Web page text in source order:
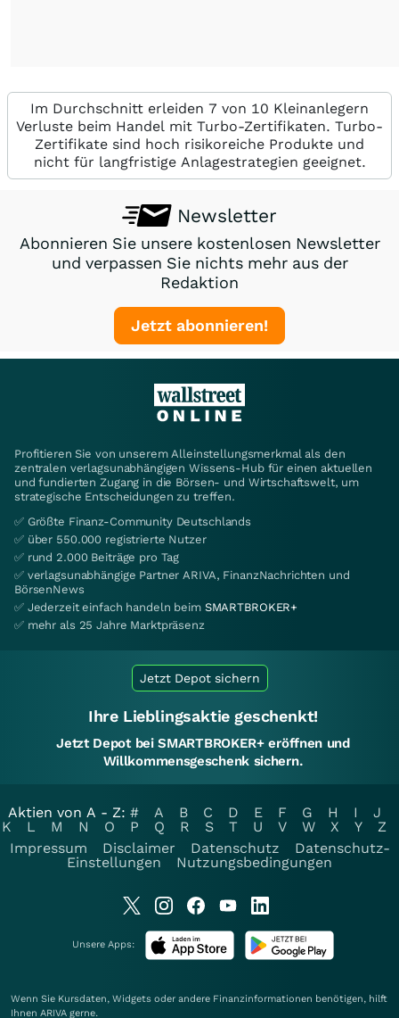
Im Durchschnitt erleiden 7 von 10 Kleinanlegern
Verluste beim Handel mit Turbo-Zertifikaten. Turbo-
Zertifikate sind hoch risikoreiche Produkte und
nicht für langfristige Anlagestrategien geeignet.
Newsletter
Abonnieren Sie unsere kostenlosen Newsletter
und verpassen Sie nichts mehr aus der
Redaktion
Jetzt abonnieren!
Profitieren Sie von unserem Alleinstellungsmerkmal als den
zentralen verlagsunabhängigen Wissens-Hub für einen aktuellen
und fundierten Zugang in die Börsen- und Wirtschaftswelt, um
strategische Entscheidungen zu treffen.
✅ Größte Finanz-Community Deutschlands
✅ über 550.000 registrierte Nutzer
✅ rund 2.000 Beiträge pro Tag
✅ verlagsunabhängige Partner ARIVA, FinanzNachrichten und
BörsenNews
✅ Jederzeit einfach handeln beim SMARTBROKER+
✅ mehr als 25 Jahre Marktpräsenz
Jetzt Depot sichern
Ihre Lieblingsaktie geschenkt!
Jetzt Depot bei SMARTBROKER+ eröffnen und
Willkommensgeschenk sichern.
Aktien von A - Z: # A B C D E F G H I
J
K
L M N O P Q R S T U V W X Y
Z
Impressum
Disclaimer Datenschutz
Datenschutz-
Einstellungen
Nutzungsbedingungen
Unsere Apps:
Wenn Sie Kursdaten, Widgets oder andere Finanzinformationen benötigen, hilft
Ihnen ARIVA gerne.